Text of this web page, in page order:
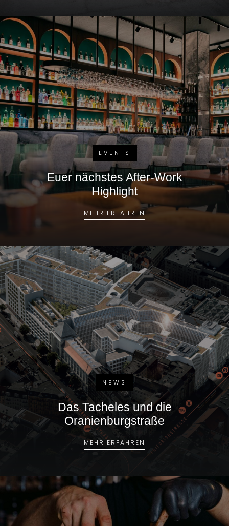
EVENTS
Euer nächstes After-Work
Highlight
MEHR ERFAHREN EUER NÄCHSTES
NEWS
Das Tacheles und die
Oranienburgstraße
MEHR ERFAHREN DAS TACHELES UND